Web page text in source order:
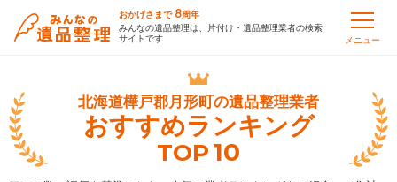
おかげさまで 8周年
みんなの遺品整理は、片付け・遺品整理業者の検索
サイトです
メニュー
北海道樺戸郡月形町の遺品整理業者
おすすめランキング
TOP10